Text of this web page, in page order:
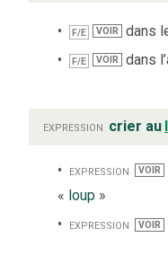
F/E VOIR dans
F/E VOIR dans
expression crier au
expression VOIR
« loup »
expression
VOIR